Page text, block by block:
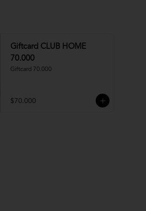
Giftcard CLUB HOME
70.000
Giftcard 70.000
$70.000